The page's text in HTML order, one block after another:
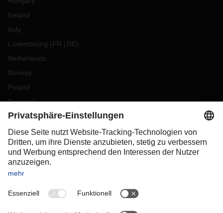
Ireland
Italy
Luxembourg (FR DE)
Netherlands
Norway
Poland
Portugal
Romania
Slovakia
Spain
Sweden
Switzerland
OCEANIA